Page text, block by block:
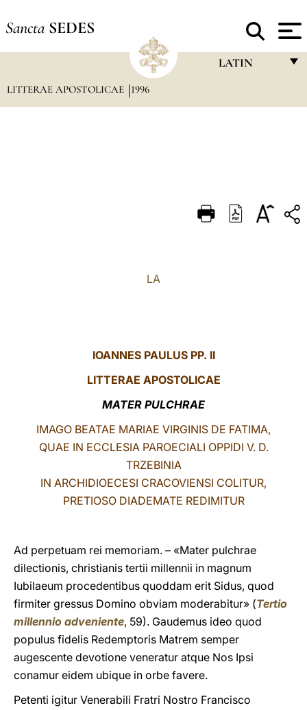
Sancta SEDES
LATIN
DEUTSCH
LITTERAE APOSTOLICAE 1996
LA
IOANNES PAULUS PP. II
LITTERAE APOSTOLICAE
MATER PULCHRAE
IMAGO BEATAE MARIAE VIRGINIS DE FATIMA,
QUAE IN ECCLESIA PAROECIALI OPPIDI V. D.
TRZEBINIA
IN ARCHIDIOECESI CRACOVIENSI COLITUR,
PRETIOSO DIADEMATE REDIMITUR
Ad perpetuam rei memoriam. – «Mater pulchrae
dilectionis, christianis tertii millennii in magnum
Iubilaeum procedentibus quoddam erit Sidus, quod
firmiter gressus Domino obviam moderabitur» (Tertio
millennio adveniente, 59). Gaudemus ideo quod
populus fidelis Redemptoris Matrem semper
augescente devotione veneratur atque Nos Ipsi
conamur eidem ubique in orbe favere.
Petenti igitur Venerabili Fratri Nostro Francisco